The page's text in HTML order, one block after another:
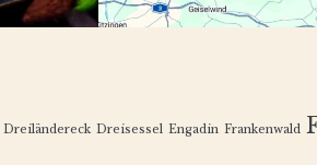
Dreiländereck Dreisessel Engadin Frankenwald